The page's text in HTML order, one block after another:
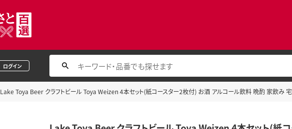
ログイン
Lake Toya Beer クラフトビール Toya Weizen 4本セット(紙コースター2枚付) お酒 アルコール飲料 晩酌 家飲み